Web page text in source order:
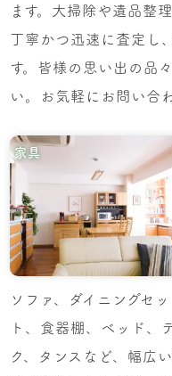
ます。大掃除や遺品整
丁寧かつ迅速に査定し
す。皆様の思い出の品
い。お気軽にお問い合
家具
ソファ、ダイニングセッ
ト、食器棚、ベッド、
ク、タンスなど、幅広